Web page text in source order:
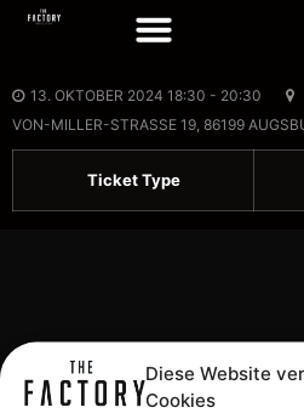
Diese Website
Cookies
13. OKTOBER 2024 18:30 - 20:30
VON-MILLER-STRASSE 19, 86199
Ticket Type